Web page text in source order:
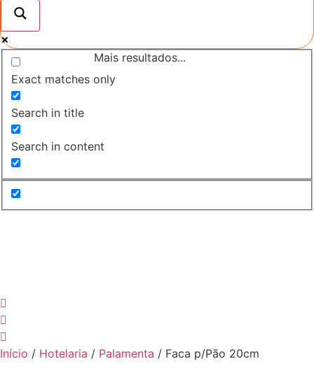
Mais resultados...
Exact matches only
Search in title
Search in content
Início / Hotelaria / Palamenta / Faca p/Pão 20cm